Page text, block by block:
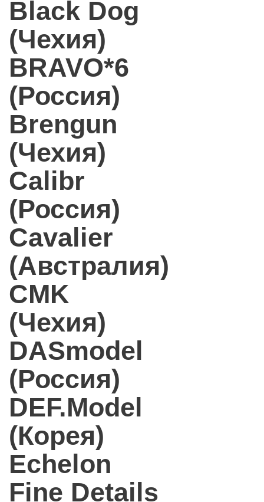
Black Dog
(Чехия)
BRAVO*6
(Россия)
Brengun
(Чехия)
Calibr
(Россия)
Cavalier
(Австралия)
CMK
(Чехия)
DASmodel
(Россия)
DEF.Model
(Корея)
Echelon
Fine Details